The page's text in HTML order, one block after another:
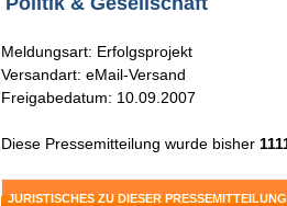
Meldungsart: Erfolgsprojekt
Versandart: eMail-Versand
Freigabedatum: 10.09.2007
Diese Pressemitteilung wurde bisher
JURISTISCHES ZU DIESER PRESSEMITTEILUNG